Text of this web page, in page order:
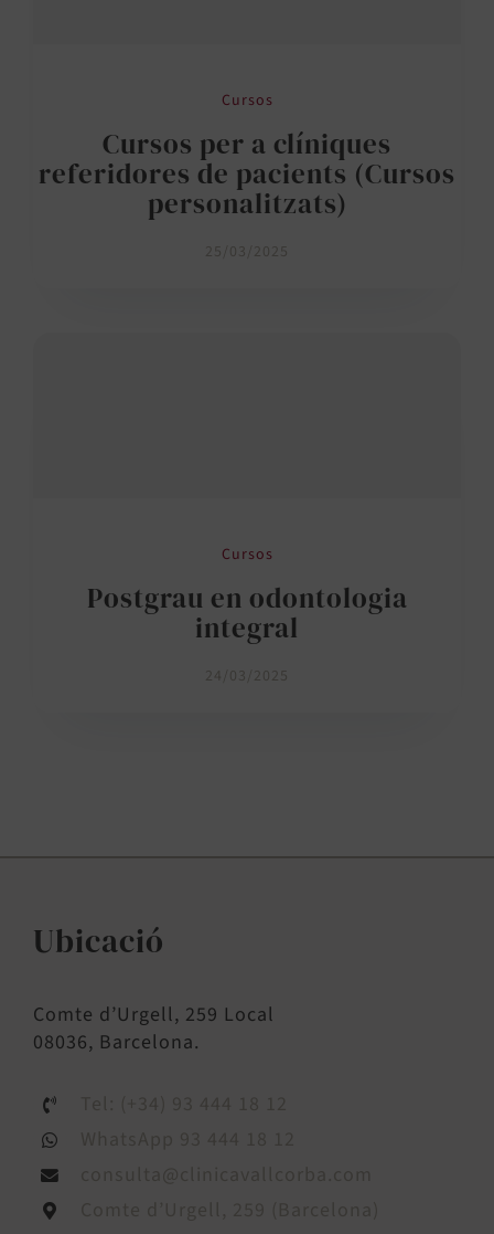
Cursos
Cursos per a clíniques
referidores de pacients (Cursos
personalitzats)
25/03/2025
Cursos
Postgrau en odontologia
integral
24/03/2025
Ubicació
Comte d’Urgell, 259 Local
08036, Barcelona.